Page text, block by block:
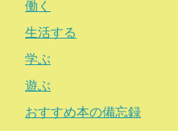
働く
生活する
学ぶ
遊ぶ
おすすめ本の備忘録